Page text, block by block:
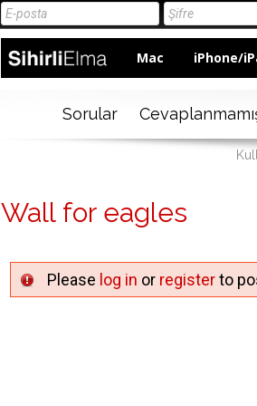
Mac iPhone/
Sorular
Wall for eagles
Please log in or registerto